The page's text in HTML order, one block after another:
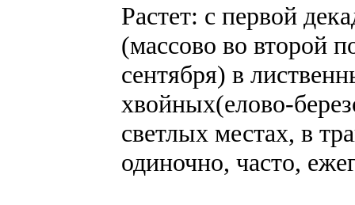
Растет: с первой
(массово во второй
сентября) в
хвойных(елово-
светлых местах, в
одиночно, часто,